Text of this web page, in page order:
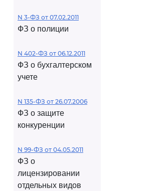
N 3-ФЗ от 07.02.2011
ФЗ о полиции
N 402-ФЗ от 06.12.2011
ФЗ о бухгалтерском
учете
N 135-ФЗ от 26.07.2006
ФЗ о защите
конкуренции
N 99-ФЗ от 04.05.2011
ФЗ о
лицензировании
отдельных видов